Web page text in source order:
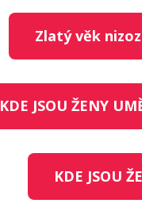
Zlatý věk
KDE JSOU ŽENY
KDE JSOU